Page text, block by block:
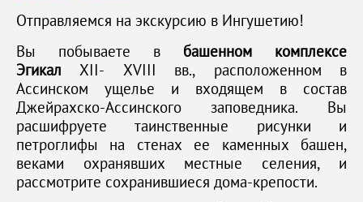
Отправляемся на экскурсию в Ингушетию!
Вы побываете в башенном комплексе
Эгикал XII- XVIII вв., расположенном в
Ассинском ущелье и входящем в состав
Джейрахско-Ассинского заповедника. Вы
расшифруете таинственные рисунки и
петроглифы на стенах ее каменных башен,
веками охранявших местные селения, и
рассмотрите сохранившиеся дома-крепости.